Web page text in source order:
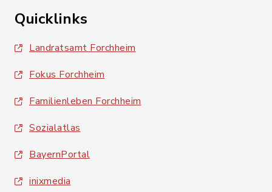
Quicklinks
Landratsamt Forchheim
Fokus Forchheim
Familienleben Forchheim
Sozialatlas
BayernPortal
inixmedia